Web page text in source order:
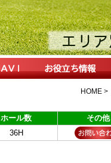
HOME>
ホール数
その他
36H